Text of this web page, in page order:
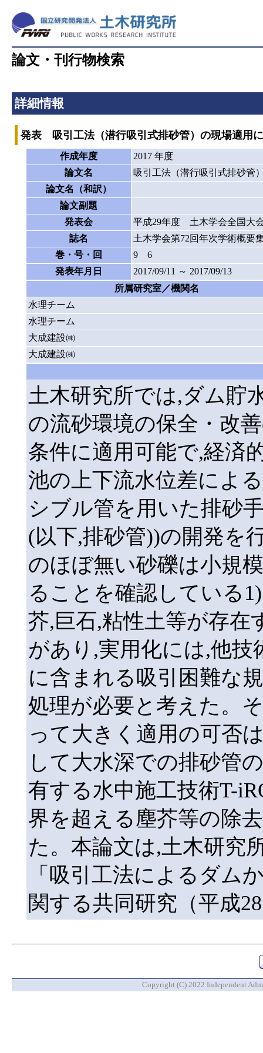
論文・刊行物検索
詳細情報
発表 吸引工法（潜行吸引式排砂管）の現場適用
作成年度
2017 年度
論文名
吸引工法（潜行吸引式排砂管
論文名（和訳）
論文副題
発表会
平成29年度 土木学会全国大
誌名
土木学会第72回年次学術概要
巻・号・回
9 6
発表年月日
2017/09/11 ～ 2017/09/13
所属研究室／機関名
水理チーム
水理チーム
大成建設㈱
大成建設㈱
土木研究所では,ダム貯
の流砂環境の保全・改
条件に適用可能で,経済
池の上下流水位差によ
シブル管を用いた排砂
(以下,排砂管))の開発を
のほぼ無い砂礫は小規
ることを確認している
芥,巨石,粘性土等が存在
があり,実用化には,他
に含まれる吸引困難な
処理が必要と考えた。
って大きく適用の可否
して大水深での排砂管
有する水中施工技術T-
界を超える塵芥等の除
た。本論文は,土木研究
「吸引工法によるダム
関する共同研究（平成
Copyright (C) 2022 Independent